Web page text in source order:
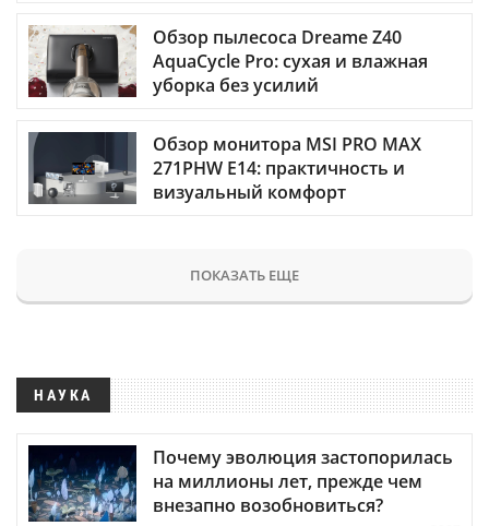
Обзор пылесоса Dreame Z40
AquaCycle Pro: сухая и влажная
уборка без усилий
Обзор монитора MSI PRO MAX
271PHW E14: практичность и
визуальный комфорт
ПОКАЗАТЬ ЕЩЕ
НАУКА
Почему эволюция застопорилась
на миллионы лет, прежде чем
внезапно возобновиться?